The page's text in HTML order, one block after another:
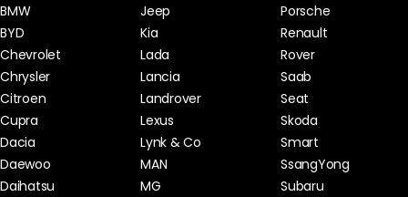
BMW
BYD
Chevrolet
Chrysler
Citroen
Cupra
Dacia
Daewoo
Daihatsu
Jeep
Kia
Lada
Lancia
Landrover
Lexus
Lynk & Co
MAN
MG
Porsche
Renault
Rover
Saab
Seat
Skoda
Smart
SsangYong
Subaru